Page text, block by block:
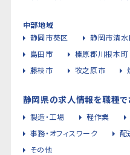
中部地域
静岡市葵区
静岡市清水
島田市
榛原郡川根本町
藤枝市
牧之原市
静岡県の求人情報を職種で
製造・工場 軽作業
事務・オフィスワーク
配
その他